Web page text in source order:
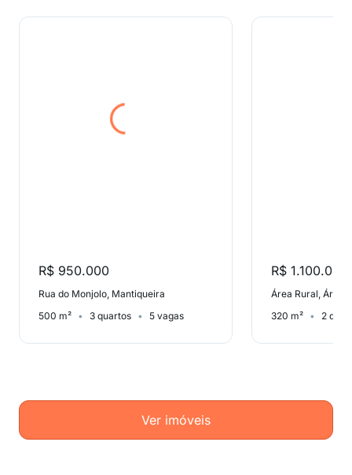
R$ 950.000
Rua do Monjolo, Mantiqueira
500 m²
3 quartos 5 vagas
R$ 1.100.000
Área Rural, Área
320 m²
2
Ver imóveis